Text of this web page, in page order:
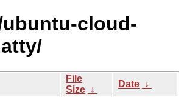
cloud-
File
Size ↓
Date ↓